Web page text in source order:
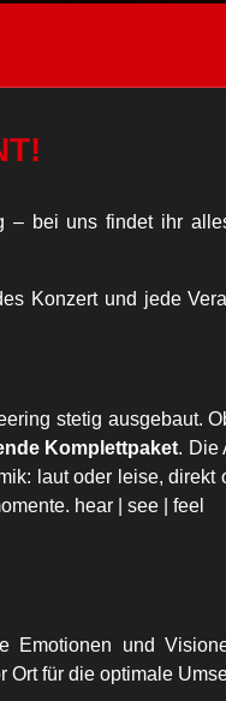
– bei uns findet ihr
Konzert und jede
stetig ausgebaut.
Komplettpaket. Die
laut oder leise, direkt
hear | see | feel
Emotionen und
Ort für die optimale